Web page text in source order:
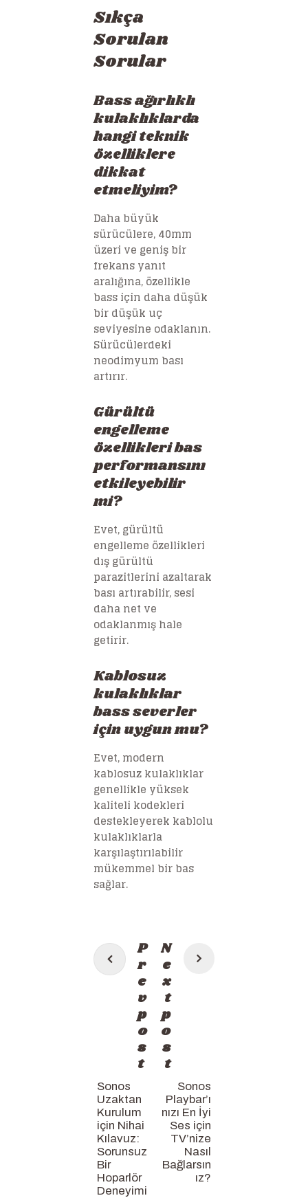
Sıkça
Sorulan
Sorular
Bass ağırlıklı
kulaklıklarda
hangi teknik
özelliklere
dikkat
etmeliyim?
Daha büyük
sürücülere, 40mm
üzeri ve geniş bir
frekans yanıt
aralığına, özellikle
bass için daha düşük
bir düşük uç
seviyesine odaklanın.
Sürücülerdeki
neodimyum bası
artırır.
Gürültü
engelleme
özellikleri bas
performansını
etkileyebilir
mi?
Evet, gürültü
engelleme özellikleri
dış gürültü
parazitlerini azaltarak
bası artırabilir, sesi
daha net ve
odaklanmış hale
getirir.
Kablosuz
kulaklıklar
bass severler
için uygun mu?
Evet, modern
kablosuz kulaklıklar
genellikle yüksek
kaliteli kodekleri
destekleyerek kablolu
kulaklıklarla
karşılaştırılabilir
mükemmel bir bas
sağlar.
Post
navigation
P
r
e
v
p
o
s
t
Sonos
Uzaktan
Kurulum
için Nihai
Kılavuz:
Sorunsuz
Bir
Hoparlör
Deneyimi
N
e
x
t
p
o
s
t
Sonos
Playbar’ı
nızı En İyi
Ses için
TV’nize
Nasıl
Bağlarsın
ız?